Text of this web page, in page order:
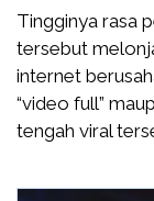
Tingginya rasa
tersebut
internet
“video full”
tengah viral